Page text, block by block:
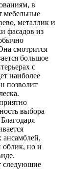
в
мебельные
металлик и
фасадов из
смотрится
большое
с
наиболее
позволит
выбора
ансамблей,
облик, но и
следующие